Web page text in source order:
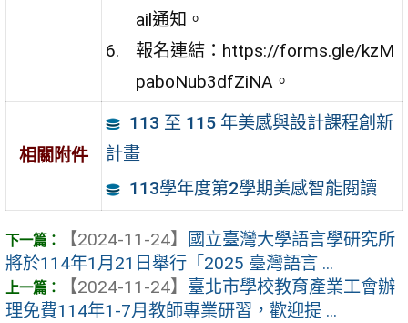
ail通知。
報名連結：https://forms.gle/kzM
paboNub3dfZiNA。
相關附件
113 至 115 年美感與設計課程創新
計畫
113學年度第2學期美感智能閱讀
【2024-11-24】
國立臺灣大學語言學研究所
將於114年1月21日舉行「2025 臺灣語言 ...
【2024-11-24】 臺北市學校教育產業工會辦
理免費114年1-7月教師專業研習，歡迎提 ...